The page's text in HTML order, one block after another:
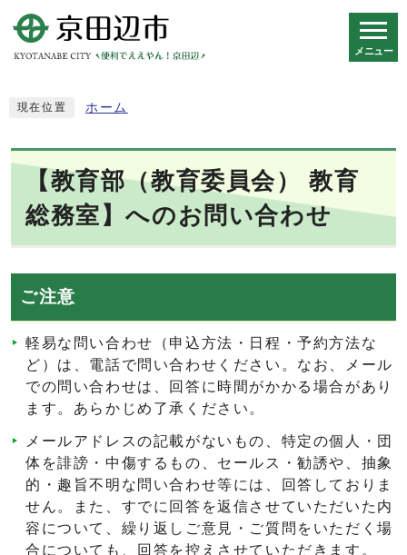
メニュー
現在位置 ホーム
【教育部（教育委員会） 教育
総務室】へのお問い合わせ
ご注意
軽易な問い合わせ（申込方法・日程・予約方法な
ど）は、電話で問い合わせください。なお、メール
での問い合わせは、回答に時間がかかる場合があり
ます。あらかじめ了承ください。
メールアドレスの記載がないもの、特定の個人・団
体を誹謗・中傷するもの、セールス・勧誘や、抽象
的・趣旨不明な問い合わせ等には、回答しておりま
せん。また、すでに回答を返信させていただいた内
容について、繰り返しご意見・ご質問をいただく場
合についても、回答を控えさせていただきます。